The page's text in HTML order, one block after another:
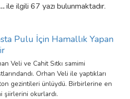
ile ilgili 67 yazı bulunmaktadır.
Pulu İçin Hamallık Yapan
Veli ve Cahit Sıtkı samimi
Orhan Veli ile yaptıkları
gezintileri ünlüydü. Birbirlerine en
şiirlerini okurlardı.